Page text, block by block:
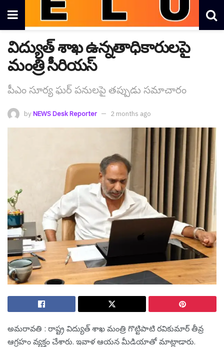
విద్యుత్ శాఖ ఉన్న‌తాధికారుల‌పై
మంత్రి సీరియ‌స్
పీఎం సూర్య ఘ‌ర్ ప‌నుల‌పై త‌ప్పుడు స‌మాచారం
by NEWS Desk Reporter 2 months ago
అమ‌రావ‌తి : రాష్ట్ర విద్యుత్ శాఖ మంత్రి గొట్టిపాటి ర‌వికుమార్ తీవ్ర
ఆగ్ర‌హం వ్య‌క్తం చేశారు. ఇవాళ ఆయ‌న మీడియాతో మాట్లాడారు.